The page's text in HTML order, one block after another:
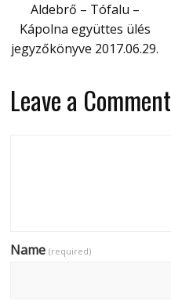
Aldebrő – Tófalu –
Kápolna együttes ülés
jegyzőkönyve 2017.06.29.
Leave a Comment
Name(required)